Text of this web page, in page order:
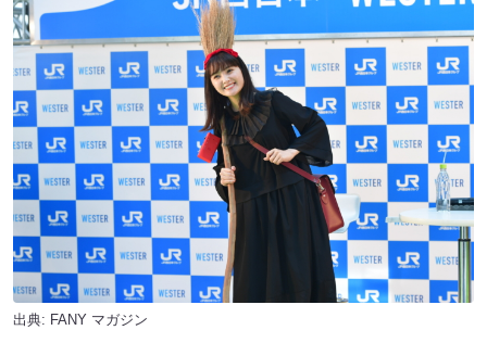
出典: FANY マガジン